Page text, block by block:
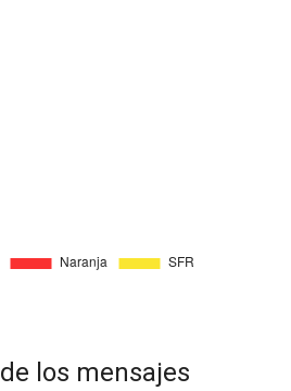
los mensajes